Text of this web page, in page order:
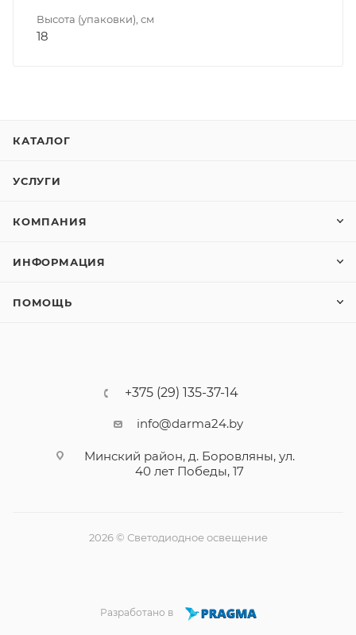
Высота (упаковки), см
18
КАТАЛОГ
УСЛУГИ
КОМПАНИЯ
ИНФОРМАЦИЯ
ПОМОЩЬ
+375 (29) 135-37-14
info@darma24.by
Минский район, д. Боровляны, ул.
40 лет Победы, 17
2026 © Светодиодное освещение
Разработано в